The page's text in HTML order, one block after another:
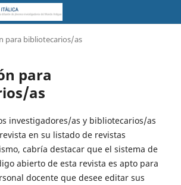
para bibliotecarios/as
para
as
investigadores/as y bibliotecarios/as
en su listado de revistas
cabría destacar que el sistema de
abierto de esta revista es apto para
docente que desee editar sus